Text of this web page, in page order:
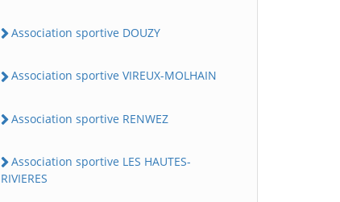
Association sportive DOUZY
Association sportive VIREUX-MOLHAIN
Association sportive RENWEZ
Association sportive LES HAUTES-
RIVIERES